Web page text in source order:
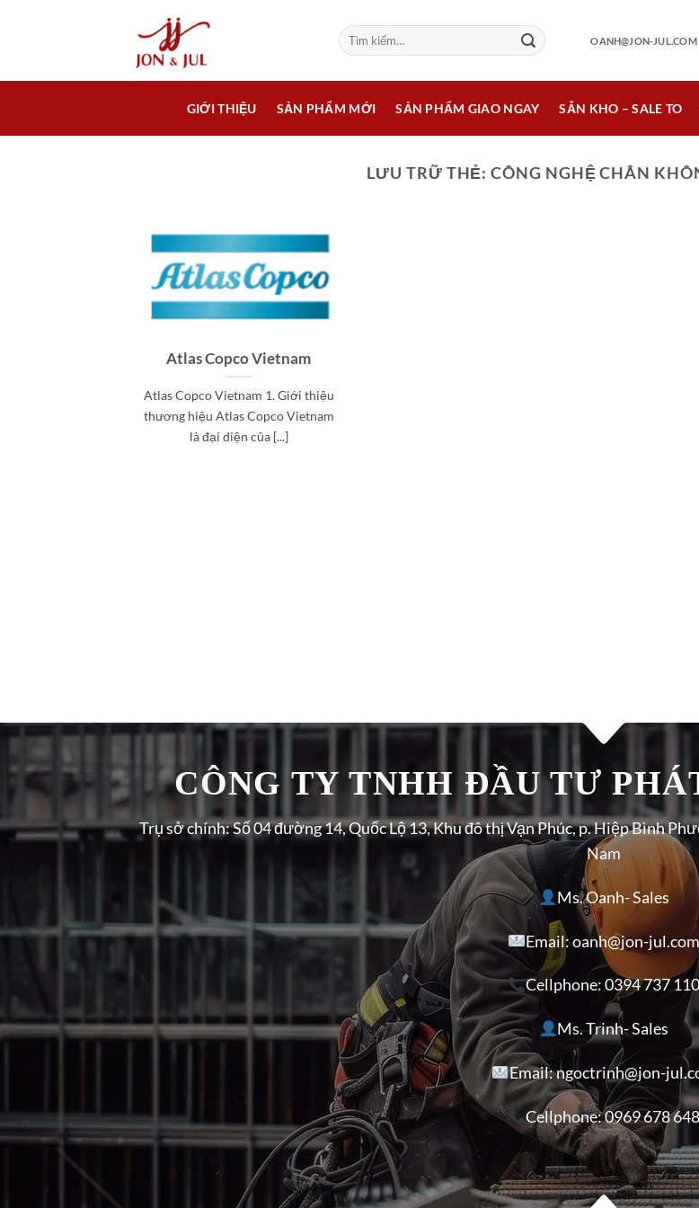
dung
Tìm
kiếm:
OANH@JON-JUL.COM
GIỚI THIỆU SẢN PHẨM MỚI SẢN PHẨM GIAO NGAY SẴN KHO – SALE TO
LƯU TRỮ THẺ:CÔNG NGHỆ CHÂN
Atlas Copco Vietnam
Atlas Copco Vietnam 1. Giới thiệu
thương hiệu Atlas Copco Vietnam
là đại diện của [...]
CÔNG TY TNHH ĐẦU TƯ
Trụ sở chính: Số 04 đường 14, Quốc Lộ 13, Khu đô thị Vạn Phúc, p. Hiệp Bình
Nam
Ms. Oanh- Sales
Email: oanh@jon-jul.com
Cellphone:0394 737
Ms. Trinh- Sales
Email: ngoctrinh@jon-
Cellphone:0969 678